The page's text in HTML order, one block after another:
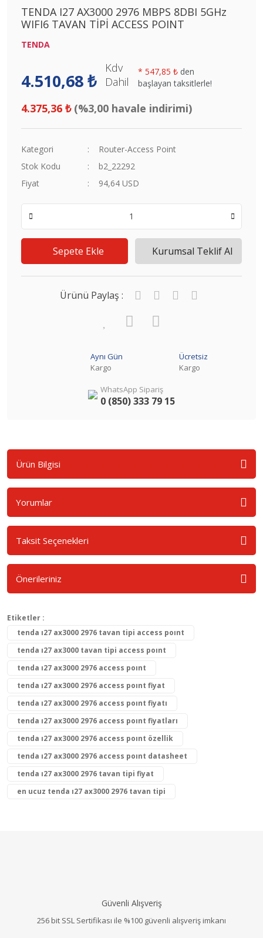
TENDA I27 AX3000 2976 MBPS 8DBI 5GHz
WIFI6 TAVAN TİPİ ACCESS POINT
TENDA
4.510,68 ₺
Kdv
Dahil
* 547,85 ₺ den
başlayan taksitlerle!
4.375,36 ₺ (%3,00 havale indirimi)
Kategori
Router-Access Point
Stok Kodu
b2_22292
Fiyat
94,64 USD
Sepete Ekle Kurumsal Teklif Al
Ürünü Paylaş :
Aynı Gün
Kargo
Ücretsiz
Kargo
WhatsApp Sipariş
0 (850) 333 79 15
Ürün Bilgisi
Yorumlar
Taksit Seçenekleri
Önerileriniz
Etiketler :
tenda ı27 ax3000 2976 tavan tipi access poınt
tenda ı27 ax3000 tavan tipi access poınt
tenda ı27 ax3000 2976 access poınt
tenda ı27 ax3000 2976 access poınt fiyat
tenda ı27 ax3000 2976 access poınt fiyatı
tenda ı27 ax3000 2976 access poınt fiyatları
tenda ı27 ax3000 2976 access poınt özellik
tenda ı27 ax3000 2976 access poınt datasheet
tenda ı27 ax3000 2976 tavan tipi fiyat
en ucuz tenda ı27 ax3000 2976 tavan tipi
Güvenli Alışveriş
256 bit SSL Sertifikası ile %100 güvenli alışveriş imkanı